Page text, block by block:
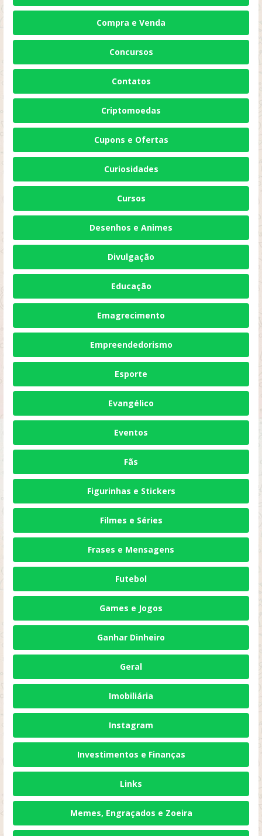
Compra e Venda
Concursos
Contatos
Criptomoedas
Cupons e Ofertas
Curiosidades
Cursos
Desenhos e Animes
Divulgação
Educação
Emagrecimento
Empreendedorismo
Esporte
Evangélico
Eventos
Fãs
Figurinhas e Stickers
Filmes e Séries
Frases e Mensagens
Futebol
Games e Jogos
Ganhar Dinheiro
Geral
Imobiliária
Instagram
Investimentos e Finanças
Links
Memes, Engraçados e Zoeira